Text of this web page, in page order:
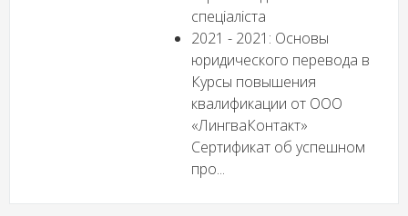
спеціаліста
2021 - 2021: Основы
юридического перевода в
Курсы повышения
квалификации от ООО
«ЛингваКонтакт»
Сертификат об успешном
про...